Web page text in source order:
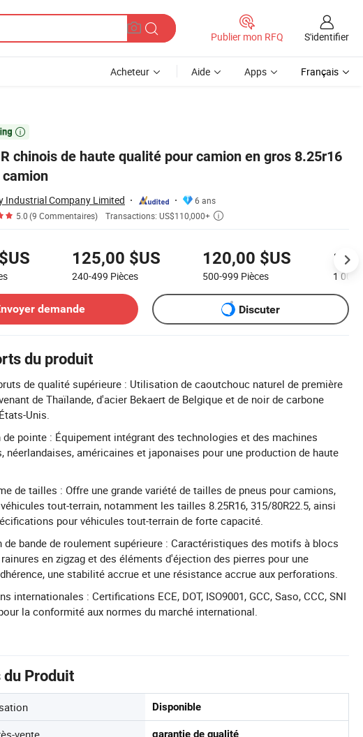
Publier mon RFQ S'identifier
Acheteur Aide Apps Français

chinois de haute qualité pour camion en gros 8.25r16
camion
Industrial Company Limited
6 ans
5.0(9 Commentaires) Transactions: US$110,000+ 
125,00 $US
240-499 Pièces
120,00 $US
500-999 Pièces
1
demande
Discuter
du produit
de qualité supérieure : Utilisation de caoutchouc naturel de première
de Thaïlande, d'acier Bekaert de Belgique et de noir de carbone
Unis.
pointe : Équipement intégrant des technologies et des machines
néerlandaises, américaines et japonaises pour une production de haute
de tailles : Offre une grande variété de tailles de pneus pour camions,
tout-terrain, notamment les tailles 8.25R16, 315/80R22.5, ainsi
pour véhicules tout-terrain de forte capacité.
de bande de roulement supérieure : Caractéristiques des motifs à blocs
en zigzag et des éléments d'éjection des pierres pour une
une stabilité accrue et une résistance accrue aux perforations.
internationales : Certifications ECE, DOT, ISO9001, GCC, Saso, CCC, SNI
la conformité aux normes du marché international.
Produit
Disponible
garantie de qualité